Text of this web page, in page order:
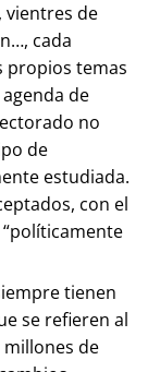
vientres de
cada
propios temas
de
no
de
estudiada.
con el
tienen
se refieren al
de